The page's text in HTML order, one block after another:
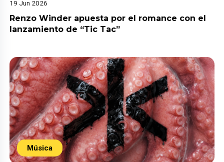
19 Jun 2026
Renzo Winder apuesta por el romance con el
lanzamiento de “Tic Tac”
Música